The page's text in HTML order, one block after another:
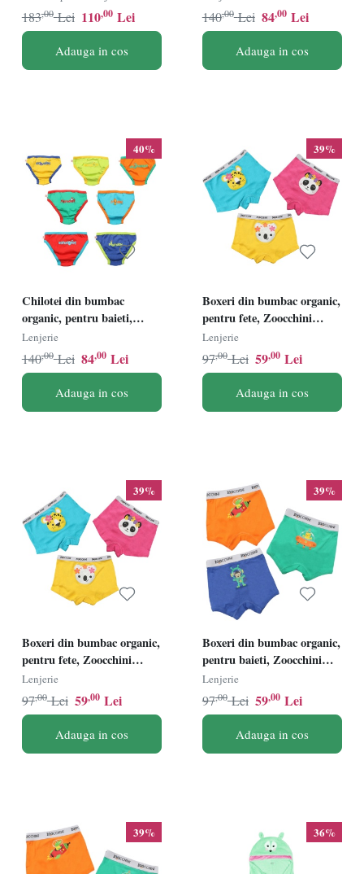
110,00 Lei
183,00 Lei
Adauga in cos
5-6 ani - 7 buc
84,00 Lei
140,00 Lei
Adauga in cos
40%
Chilotei din bumbac
organic, pentru baieti,
Zoocchini, Zilele
sÃƒâ€žÃ†â€™ptÃƒâ€žÃ†â€™mÃƒÆ’Ã‚Â¢nii,
5-6 ani - 7 buc
Lenjerie
84,00 Lei
140,00 Lei
Adauga in cos
39%
Boxeri din bumbac organic,
pentru fete, Zoocchini
Flower Power, 5-6 ani - set 3
buc
Lenjerie
59,00 Lei
97,00 Lei
Adauga in cos
39%
Boxeri din bumbac organic,
pentru fete, Zoocchini
Flower Power, 4-5 ani - set 3
buc
Lenjerie
59,00 Lei
97,00 Lei
Adauga in cos
39%
Boxeri din bumbac organic,
pentru baieti, Zoocchini
Space Force, 5-6 ani - set 3
buc
Lenjerie
59,00 Lei
97,00 Lei
Adauga in cos
39% 36%